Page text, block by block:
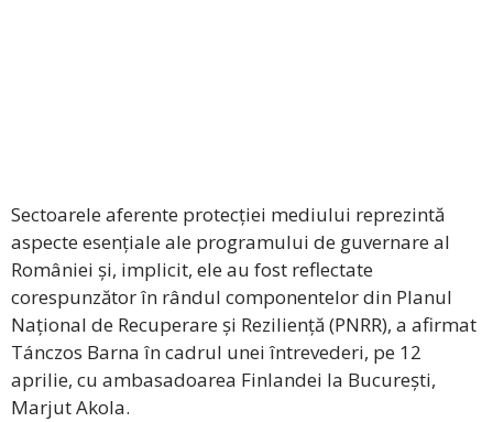
Sectoarele aferente protecției mediului reprezintă
aspecte esențiale ale programului de guvernare al
României și, implicit, ele au fost reflectate
corespunzător în rândul componentelor din Planul
Național de Recuperare și Reziliență (PNRR), a afirmat
Tánczos Barna în cadrul unei întrevederi, pe 12
aprilie, cu ambasadoarea Finlandei la București,
Marjut Akola.